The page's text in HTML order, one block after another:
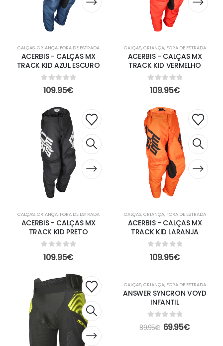
CALÇAS,CRIANÇA, FORA DE ESTRADA
ACERBIS - CALÇAS MX
TRACK KID AZUL ESCURO
0out of 5
109.95€
CALÇAS,CRIANÇA, FORA DE ESTRADA
ACERBIS - CALÇAS MX
TRACK KID VERMELHO
0out of 5
109.95€
CALÇAS,CRIANÇA, FORA DE ESTRADA
ACERBIS - CALÇAS MX
TRACK KID PRETO
0out of 5
109.95€
CALÇAS,CRIANÇA, FORA DE ESTRADA
ACERBIS - CALÇAS MX
TRACK KID LARANJA
0out of 5
109.95€
CALÇAS,CRIANÇA, FORA DE ESTRADA
ANSWER SYNCRON VOYD
INFANTIL
out of 5
89.95€ 69.95€